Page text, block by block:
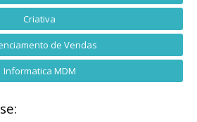
Criativa
de Vendas
Informatica MDM